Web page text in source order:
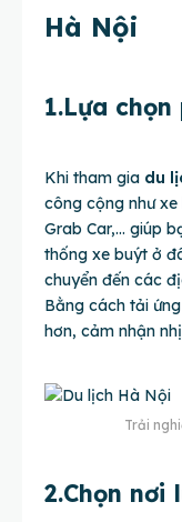
Hà Nội
1.Lựa
Khi tham gia du
công cộng như
Grab Car,… giúp
thống xe buýt ở
chuyển đến các
Bằng cách tải
hơn, cảm nhận
Trải
2.Chọn nơi